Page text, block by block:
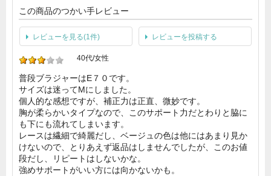
この商品のつかい手レビュー
レビューを見る(1件) レビューを投稿する
40代/女性
普段ブラジャーはE７０です。
サイズは迷ってMにしました。
個人的な感想ですが、補正力は正直、微妙です。
胸が柔らかいタイプなので、このサポート力だとわりと脇に
も下にも流れてしまいます。
レースは繊細で綺麗だし、ベージュの色は他にはあまり見か
けないので、とりあえず返品はしませんでしたが、このお値
段だし、リピートはしないかな。
強めサポートがいい方には向かないかも。